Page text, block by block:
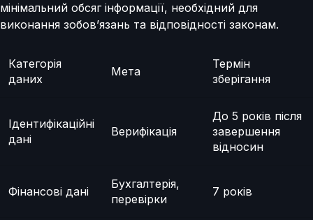
мінімальний обсяг інформації, необхідний для
виконання зобов’язань та відповідності законам.
Категорія
даних
Мета
Термін
зберігання
Ідентифікаційні
дані
Верифікація
До 5 років після
завершення
відносин
Фінансові дані
Бухгалтерія,
перевірки
7 років